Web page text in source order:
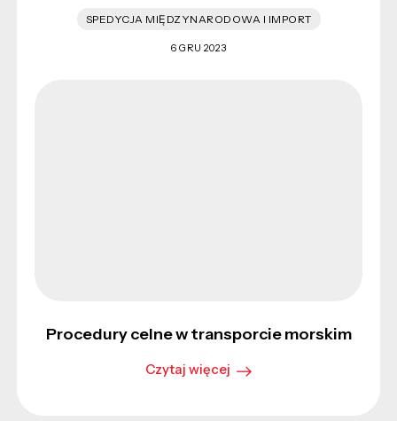
SPEDYCJA MIĘDZYNARODOWA I IMPORT
6 GRU 2023
Procedury celne w transporcie morskim
Czytaj więcej